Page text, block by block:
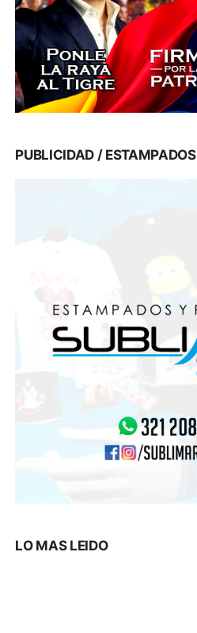
PUBLICIDAD / ESTAMPADOS
LO MAS LEIDO